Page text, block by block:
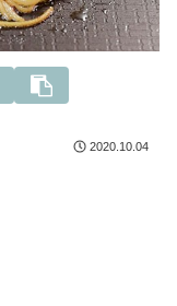
2020.10.04